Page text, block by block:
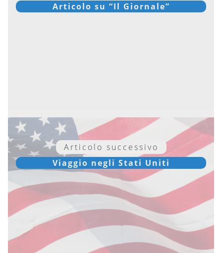
Articolo su “Il Giornale”
Articolo successivo
Viaggio negli Stati Uniti